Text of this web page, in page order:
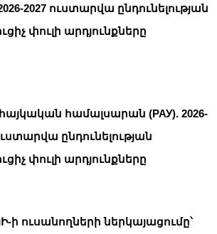
2027 ուստարվա ընդունելության
փուլի արդյունքները
համալսարան (РАУ). 2026-
ընդունելության
փուլի արդյունքները
ի ուսանողների ներկայացումը՝